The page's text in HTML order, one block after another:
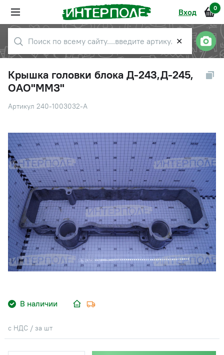
Вход 0
✕
Крышка головки блока Д-243,Д-245,
ОАО"ММЗ"
Артикул 240-1003032-А
В наличии
с НДС / за шт